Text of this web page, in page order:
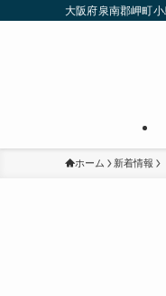
大阪府泉南郡岬町
ホーム 新着情報